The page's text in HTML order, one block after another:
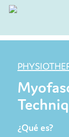
Skip
¿Qué es?